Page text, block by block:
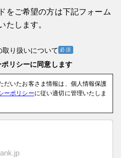
をご希望の方は下記フォーム
たします。
り扱いについて
だいたお客さま情報は、個人情報保護
ーポリシーに従い適切に管理いたしま